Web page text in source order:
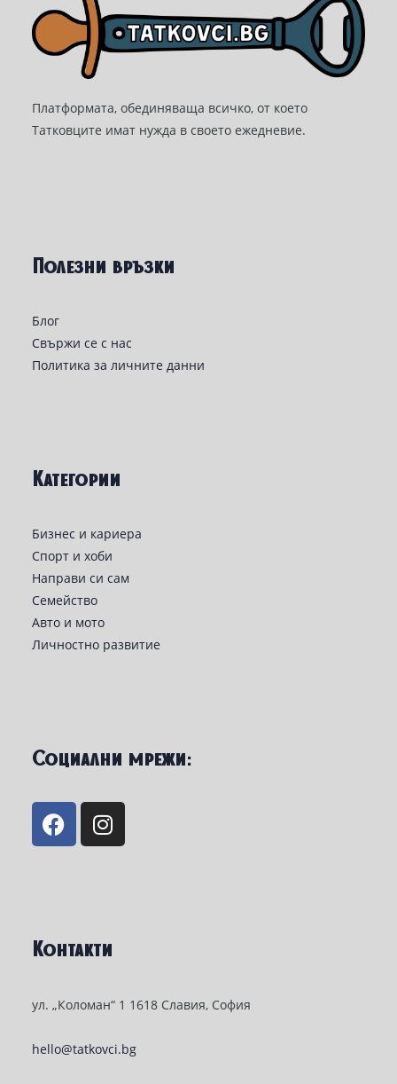
Платформата, обединяваща всичко, от което
Татковците имат нужда в своето ежедневие.
Полезни връзки
Блог
Свържи се с нас
Политика за личните данни
Категории
Бизнес и кариера
Спорт и хоби
Направи си сам
Семейство
Авто и мото
Личностно развитие
Социални мрежи:
Контакти
ул. „Коломан“ 1 1618 Славия, София
hello@tatkovci.bg